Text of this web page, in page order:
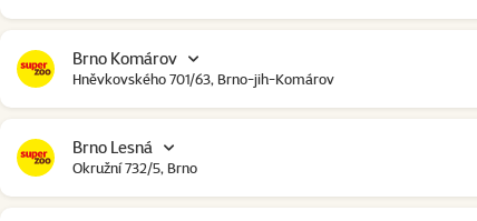
Brno Komárov
Hněvkovského 701/63, Brno-jih-Komárov
Brno Lesná
Okružní 732/5, Brno